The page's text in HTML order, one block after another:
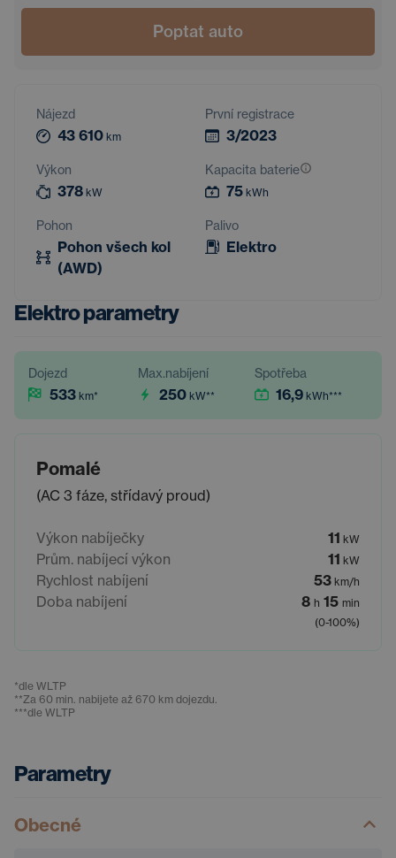
Poptat auto
Nájezd
43 610 km
První registrace
3/2023
Výkon
378 kW
Kapacita baterie
75 kWh
Pohon
Pohon všech kol
(AWD)
Palivo
Elektro
Elektro parametry
Dojezd
533 km*
Max.nabíjení
250 kW**
Spotřeba
16,9 kWh***
Pomalé
(AC 3 fáze, střídavý proud)
Výkon nabíječky 11 kW
Prům. nabíjecí výkon 11 kW
Rychlost nabíjení 53 km/h
Doba nabíjení 8 h 15 min
(0-100%)
*dle WLTP
**Za 60 min. nabijete až 670 km dojezdu.
***dle WLTP
Parametry
Obecné